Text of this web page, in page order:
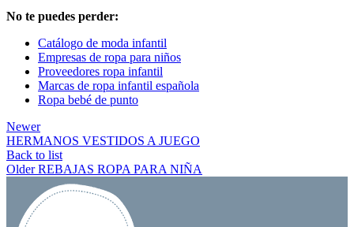
No te puedes perder:
Catálogo de moda infantil
Empresas de ropa para niños
Proveedores ropa infantil
Marcas de ropa infantil española
Ropa bebé de punto
Newer
HERMANOS VESTIDOS A JUEGO
Back to list
Older REBAJAS ROPA PARA NIÑA